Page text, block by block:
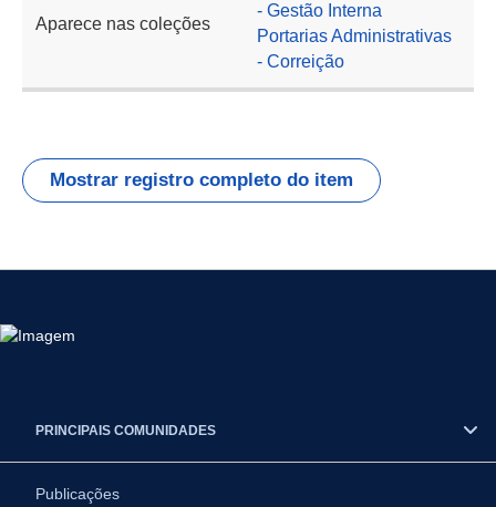
Aparece nas coleções
- Gestão Interna
Portarias Administrativas
- Correição
Mostrar registro completo do item
PRINCIPAIS COMUNIDADES
Publicações